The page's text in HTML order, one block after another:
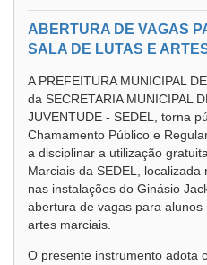
ABERTURA DE VAGAS
SALA DE LUTAS E
A PREFEITURA MUNICIPAL
da SECRETARIA MUNICIPAL
JUVENTUDE - SEDEL, torna
Chamamento Público e
a disciplinar a utilização
Marciais da SEDEL, localizada
nas instalações do Ginásio
abertura de vagas para
artes marciais.
O presente instrumento adota